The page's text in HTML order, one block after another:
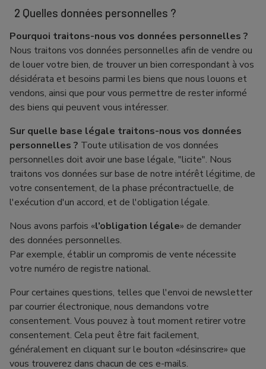
2 Quelles données personnelles ?
Pourquoi traitons-nous vos données personnelles ?
Nous traitons vos données personnelles afin de vendre ou
de louer votre bien, de trouver un bien correspondant à vos
désidérata et besoins parmi les biens que nous louons et
vendons, ainsi que pour vous permettre de rester informé
des biens qui peuvent vous intéresser.
Sur quelle base légale traitons-nous vos données
personnelles ? Toute utilisation de vos données
personnelles doit avoir une base légale, "licite". Nous
traitons vos données sur base de notre intérêt légitime, de
votre consentement, de la phase précontractuelle, de
l'exécution d'un accord, et de l'obligation légale.
Nous avons parfois «l’obligation légale» de demander
des données personnelles.
Par exemple, établir un compromis de vente nécessite
votre numéro de registre national.
Pour certaines questions, telles que l'envoi de newsletter
par courrier électronique, nous demandons votre
consentement. Vous pouvez à tout moment retirer votre
consentement. Cela peut être fait facilement,
généralement en cliquant sur le bouton «désinscrire» que
vous trouverez dans chacun de ces e-mails.